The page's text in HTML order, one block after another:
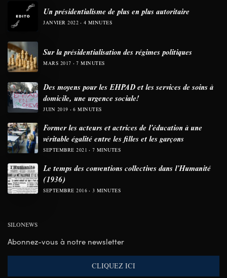
Un présidentialisme de plus en plus autoritaire
JANVIER 2022 4 MINUTES
Sur la présidentialisation des régimes politiques
MARS 2017 7 MINUTES
Des moyens pour les EHPAD et les services de soins à
domicile, une urgence sociale!
JUIN 2019 6 MINUTES
Former les acteurs et actrices de l’éducation à une
véritable égalité entre les filles et les garçons
SEPTEMBRE 2021 7 MINUTES
Le temps des conventions collectives dans l’Humanité
(1936)
SEPTEMBRE 2016 3 MINUTES
SILONEWS
Abonnez-vous à notre newsletter
CLIQUEZ ICI